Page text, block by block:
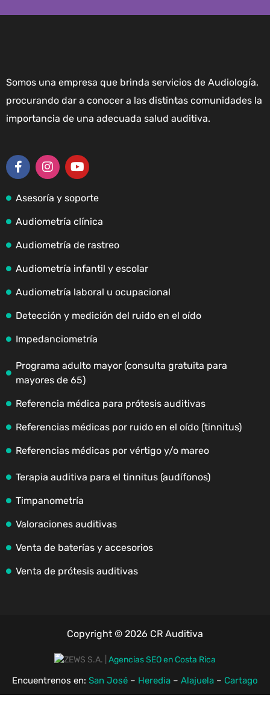
Somos una empresa que brinda servicios de Audiología,
procurando dar a conocer a las distintas comunidades la
importancia de una adecuada salud auditiva.
Asesoría y soporte
Audiometría clínica
Audiometría de rastreo
Audiometría infantil y escolar
Audiometría laboral u ocupacional
Detección y medición del ruido en el oído
Impedanciometría
Programa adulto mayor (consulta gratuita para
mayores de 65)
Referencia médica para prótesis auditivas
Referencias médicas por ruido en el oído (tinnitus)
Referencias médicas por vértigo y/o mareo
Terapia auditiva para el tinnitus (audífonos)
Timpanometría
Valoraciones auditivas
Venta de baterías y accesorios
Venta de prótesis auditivas
Copyright © 2026 CR Auditiva
Agencias SEO en Costa Rica
Encuentrenos en: San José – Heredia – Alajuela – Cartago